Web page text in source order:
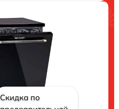
Скидка по